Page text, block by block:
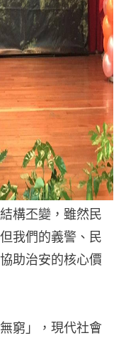
構丕變，雖然民
我們的義警、民
助治安的核心價
窮」，現代社會